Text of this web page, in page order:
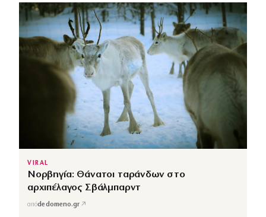
VIRAL
Νορβηγία: Θάνατοι ταράνδων στο
αρχιπέλαγος Σβάλμπαρντ
απόdedomeno.gr ↗